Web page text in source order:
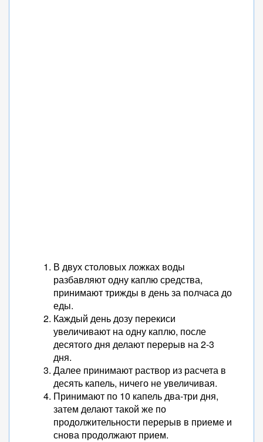
В двух столовых ложках воды
разбавляют одну каплю средства,
принимают трижды в день за полчаса до
еды.
Каждый день дозу перекиси
увеличивают на одну каплю, после
десятого дня делают перерыв на 2-3
дня.
Далее принимают раствор из расчета в
десять капель, ничего не увеличивая.
Принимают по 10 капель два-три дня,
затем делают такой же по
продолжительности перерыв в приеме и
снова продолжают прием.